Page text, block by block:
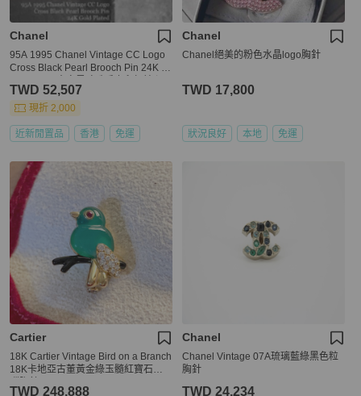
Chanel
95A 1995 Chanel Vintage CC Logo
Cross Black Pearl Brooch Pin 24K G
口針
TWD 52,507
現折 2,000
近新閒置品 香港 免運
Chanel
Chanel絕美的粉色水晶logo胸針
TWD 17,800
狀況良好 本地 免運
Cartier
18K Cartier Vintage Bird on a Branch
18K卡地亞古董黃金綠玉髓紅寶石瑪
TWD 248,888
Chanel
Chanel Vintage 07A琉璃藍綠黑色粒
胸針
TWD 24,234